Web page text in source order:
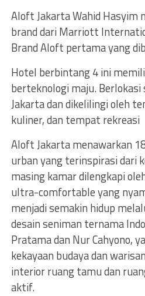
Aloft Jakarta Wahid Hasyim
brand dari Marriott
Brand Aloft pertama yang
Hotel berbintang 4 ini
berteknologi maju.
Jakarta dan dikelilingi oleh
kuliner, dan tempat rekreasi
Aloft Jakarta menawarkan
urban yang terinspirasi dari
masing kamar dilengkapi
ultra-comfortable yang
menjadi semakin hidup
desain seniman ternama
Pratama dan Nur Cahyono,
kekayaan budaya dan
interior ruang tamu dan
aktif.